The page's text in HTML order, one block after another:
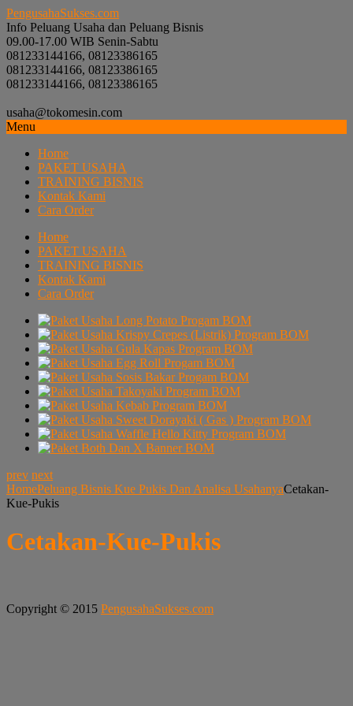
PengusahaSukses.com
Info Peluang Usaha dan Peluang Bisnis
09.00-17.00 WIB Senin-Sabtu
081233144166, 08123386165
081233144166, 08123386165
081233144166, 08123386165
usaha@tokomesin.com
Menu
Home
PAKET USAHA
TRAINING BISNIS
Kontak Kami
Cara Order
Home
PAKET USAHA
TRAINING BISNIS
Kontak Kami
Cara Order
prev next
HomePeluang Bisnis Kue Pukis Dan Analisa UsahanyaCetakan-
Kue-Pukis
Cetakan-Kue-Pukis
Copyright © 2015 PengusahaSukses.com